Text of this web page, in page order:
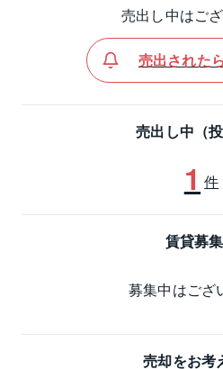
売出し中はご
売出された
売出し中（投
1 件
賃貸募
募集中はござ
売却をお考